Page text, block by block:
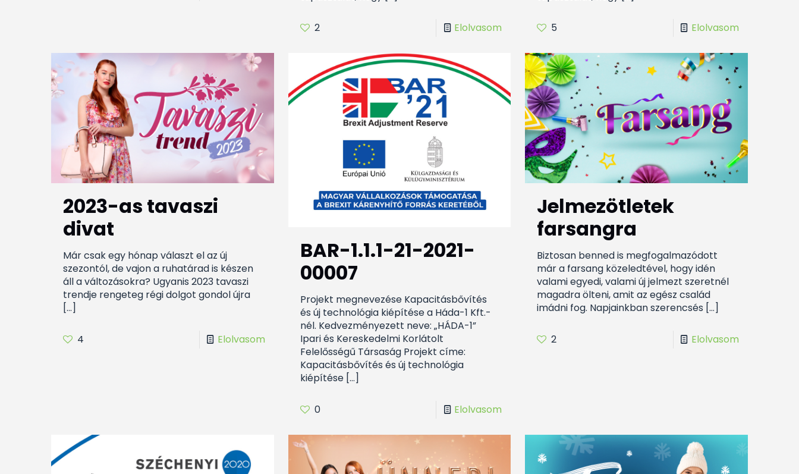
2 Elolvasom 5 Elolvasom
2023-as tavaszi
divat
Már csak egy hónap választ el az új
szezontól, de vajon a ruhatárad is készen
áll a változásokra? Ugyanis 2023 tavaszi
trendje rengeteg régi dolgot gondol újra
[…]
4 Elolvasom
BAR-1.1.1-21-2021-
00007
Projekt megnevezése Kapacitásbővítés
és új technológia kiépítése a Háda-1 Kft.-
nél. Kedvezményezett neve: „HÁDA-1”
Ipari és Kereskedelmi Korlátolt
Felelősségű Társaság Projekt címe:
Kapacitásbővítés és új technológia
kiépítése[…]
0 Elolvasom
Jelmezötletek
farsangra
Biztosan benned is megfogalmazódott
már a farsang közeledtével, hogy idén
valami egyedi, valami új jelmezt szeretnél
magadra ölteni, amit az egész család
imádni fog. Napjainkban szerencsés […]
2 Elolvasom